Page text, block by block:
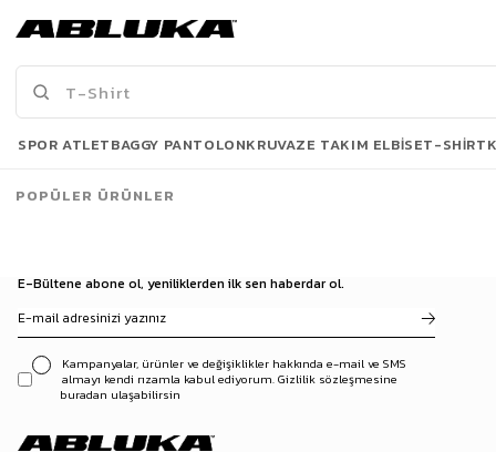
449,90 TL
649,90 TL
Son Bakılanlar
E-Bültene abone ol, yeniliklerden ilk sen haberdar ol.
Kampanyalar, ürünler ve değişiklikler hakkında e-mail ve SMS
almayı kendi rızamla kabul ediyorum. Gizlilik sözleşmesine
buradan ulaşabilirsin
SPOR ATLETBAGGY PANTOLONKRUVAZE TAKIM ELBISET-SHIRT
POPÜLER ÜRÜNLER